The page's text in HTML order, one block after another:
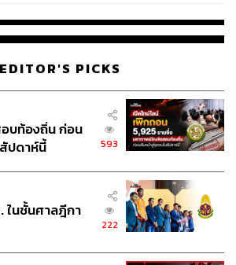
EDITOR'S PICKS
บท้องถิ่น ก่อน
ปดาห์นี้
593
ในชั้นศาลฎีกา
222